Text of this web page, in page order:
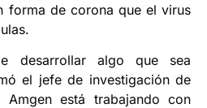
forma de corona que el virus
desarrollar algo que sea
el jefe de investigación de
Amgen está trabajando con